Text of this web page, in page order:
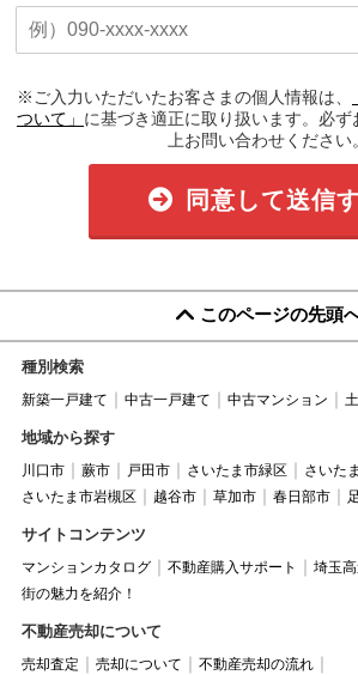
※ご入力いただいたお客さまの個人情報は、
ついて」 に基づき適正に取り扱います。必
上お問い合わせください。
同意して送信
このページの先頭
種別検索
新築一戸建て 中古一戸建て 中古マンション
地域から探す
川口市 蕨市 戸田市 さいたま市緑区
さいた
さいたま市岩槻区
越谷市 草加市 春日部市
サイトコンテンツ
マンションカタログ 不動産購入サポート
埼玉
街の魅力を紹介！
不動産売却について
売却査定 売却について
不動産売却の流れ